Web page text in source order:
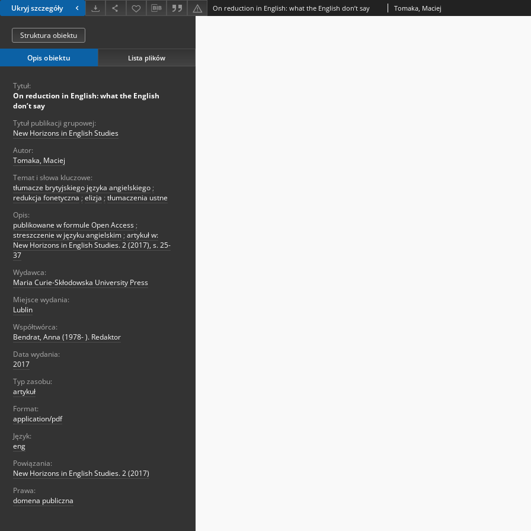
Ukryj szczegóły On reduction in English: what the English don’t say Tomaka, Maciej
Struktura obiektu
Opis obiektu Lista plików
Tytuł:
On reduction in English: what the English
don’t say
Tytuł publikacji grupowej:
New Horizons in English Studies
Autor:
Tomaka, Maciej
Temat i słowa kluczowe:
tłumacze brytyjskiego języka angielskiego ;
redukcja fonetyczna ; elizja ; tłumaczenia ustne
Opis:
publikowane w formule Open Access ;
streszczenie w języku angielskim ; artykuł w:
New Horizons in English Studies. 2 (2017), s. 25-
37
Wydawca:
Maria Curie-Skłodowska University Press
Miejsce wydania:
Lublin
Współtwórca:
Bendrat, Anna (1978- ). Redaktor
Data wydania:
2017
Typ zasobu:
artykuł
Format:
application/pdf
Język:
eng
Powiązania:
New Horizons in English Studies. 2 (2017)
Prawa:
domena publiczna